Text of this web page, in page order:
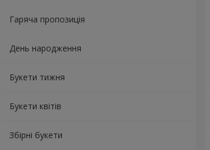
Гаряча пропозиція
День народження
Букети тижня
Букети квітів
Збірні букети